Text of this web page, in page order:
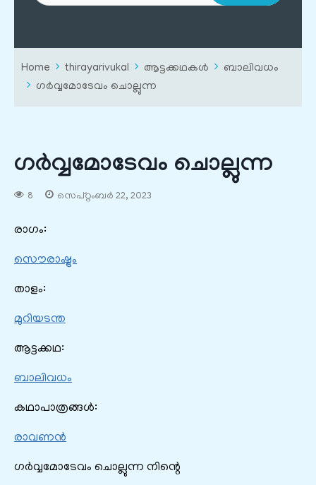
Home thirayarivukal ആട്ടക്കഥകൾ
ബാലിവധം
ഗർവ്വമോടേവം ചൊല്ലുന്ന
ഗർവ്വമോടേവം ചൊല്ലുന്ന
8 സെപ്റ്റംബർ 22, 2023
രാഗം:
സൌരാഷ്ട്രം
താളം:
മുറിയടന്ത
ആട്ടക്കഥ:
ബാലിവധം
കഥാപാത്രങ്ങൾ:
രാവണന്‍
ഗർവ്വമോടേവം ചൊല്ലുന്ന നിന്റെ